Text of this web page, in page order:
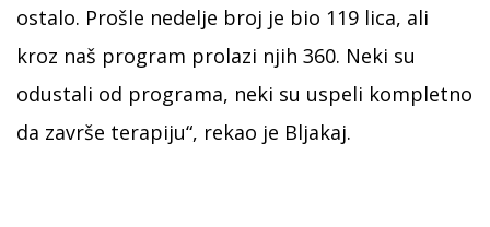
ostalo. Prošle nedelje broj je bio 119 lica, ali
kroz naš program prolazi njih 360. Neki su
odustali od programa, neki su uspeli kompletno
da završe terapiju“, rekao je Bljakaj.